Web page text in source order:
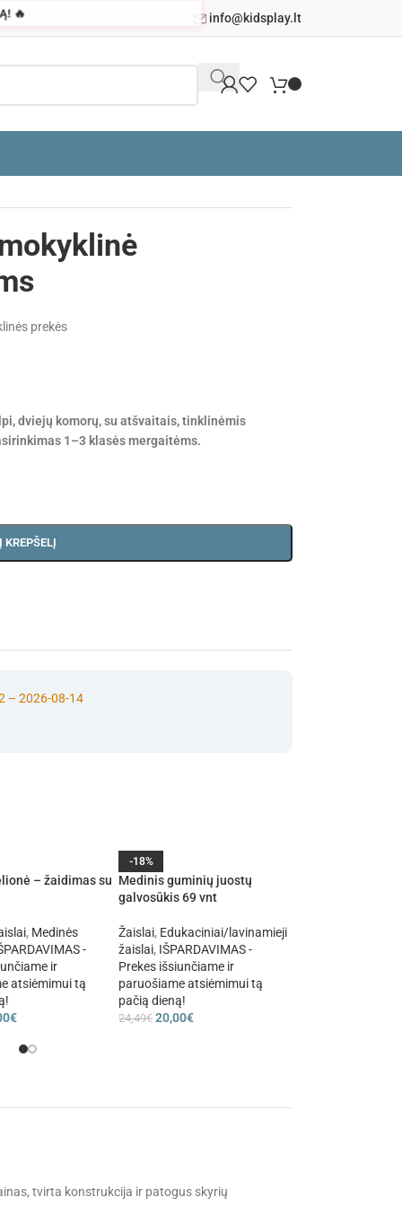
🔥 info@kidsplay.lt
prekės
dviejų komorų, su atšvaitais, tinklinėmis
1–3 klasės mergaitėms.
Į KREPŠELĮ
– 2026-08-14
– žaidimas su
, Medinės
-
ir
atsiėmimui tą
€
-18%
Medinis guminių juostų
galvosūkis 69 vnt
Žaislai, Edukaciniai/lavinamieji
žaislai, IŠPARDAVIMAS -
Prekes išsiunčiame ir
paruošiame atsiėmimui tą
pačią dieną!
24,49€ 20,00€
tvirta konstrukcija ir patogus skyrių